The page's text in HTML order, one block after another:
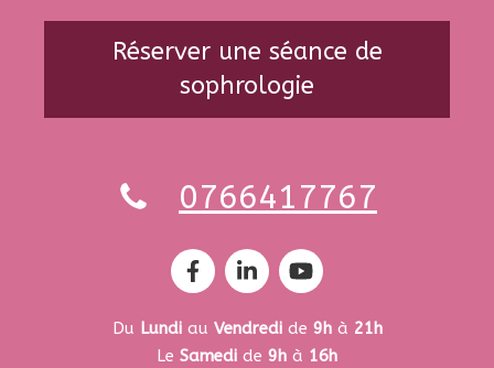
Réserver une séance de
sophrologie
0766417767
Du Lundiau Vendredide 9hà 21h
Le Samedi de 9h à 16h